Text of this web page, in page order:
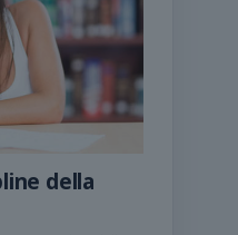
della